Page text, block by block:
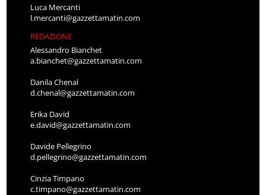
Luca Mercanti
l.mercanti@gazzettamatin.com
REDAZIONE
Alessandro Bianchet
a.bianchet@gazzettamatin.com
Danila Chenal
d.chenal@gazzettamatin.com
Erika David
e.david@gazzettamatin.com
Davide Pellegrino
d.pellegrino@gazzettamatin.com
Cinzia Timpano
c.timpano@gazzettamatin.com